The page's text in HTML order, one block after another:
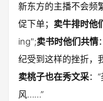
新东方的主播不会频
促下单； 卖牛排时他
ing";卖书时他们共情
纪受到这样的挫折，
卖桃子也在秀文采：
风……”